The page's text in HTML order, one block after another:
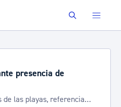
Buscar
presencia de
de las playas, referencia